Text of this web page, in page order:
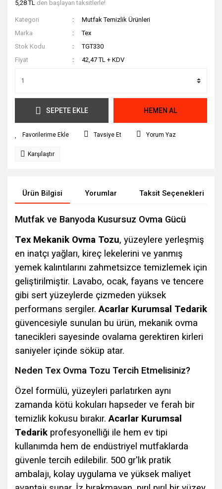
5,28 TL den başlayan taksitlerle!
Kategori
Mutfak Temizlik Ürünleri
Marka
Tex
Stok Kodu
TGT330
Fiyat
42,47 TL + KDV
SEPETE EKLE HEMEN AL
Tavsiye Et Yorum Yaz
Karşılaştır
Ürün Bilgisi Yorumlar Taksit Seçenekleri
Mutfak ve Banyoda Kusursuz Ovma Gücü
Tex Mekanik Ovma Tozu, yüzeylere yerleşmiş
en inatçı yağları, kireç lekelerini ve yanmış
yemek kalıntılarını zahmetsizce temizlemek için
geliştirilmiştir. Lavabo, ocak, fayans ve tencere
gibi sert yüzeylerde çizmeden yüksek
performans sergiler.Acarlar Kurumsal Tedarik
güvencesiyle sunulan bu ürün, mekanik ovma
tanecikleri sayesinde ovalama gerektiren kirleri
saniyeler içinde söküp atar.
Neden Tex Ovma Tozu Tercih Etmelisiniz?
Özel formülü, yüzeyleri parlatırken aynı
zamanda kötü kokuları hapseder ve ferah bir
temizlik kokusu bırakır.Acarlar Kurumsal
Tedarik profesyonelliği ile hem ev tipi
kullanımda hem de endüstriyel mutfaklarda
güvenle tercih edilebilir. 500 gr'lık pratik
ambalajı, kolay uygulama ve yüksek maliyet